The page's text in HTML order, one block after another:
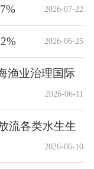
2026-07-22
2026-06-25
渔业治理国际
2026-06-11
流各类水生生
2026-06-10